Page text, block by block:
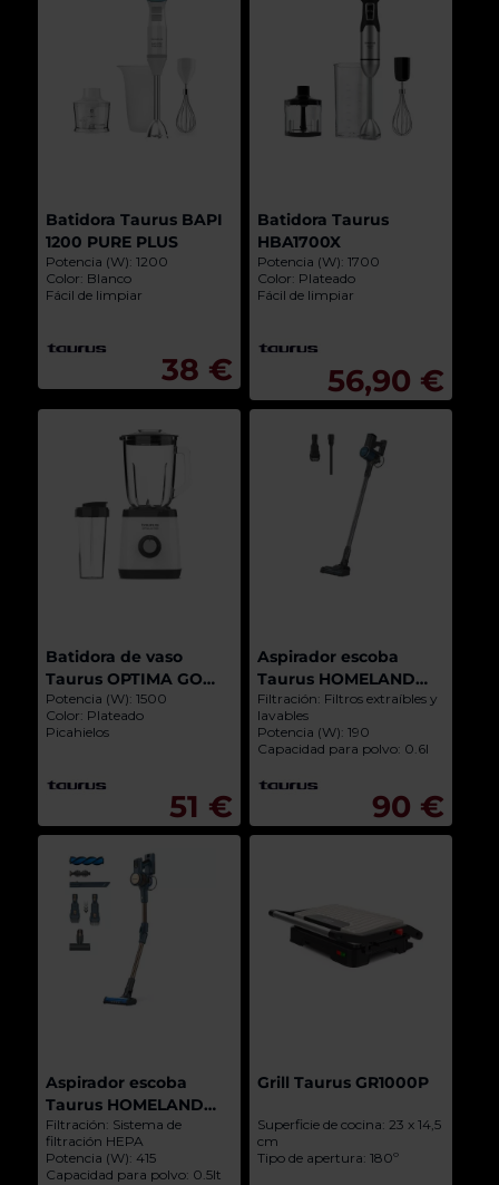
Batidora Taurus BAPI
1200 PURE PLUS
Potencia (W): 1200
Color: Blanco
Fácil de limpiar
38 €
Batidora Taurus
HBA1700X
Potencia (W): 1700
Color: Plateado
Fácil de limpiar
56,90 €
Batidora de vaso
Taurus OPTIMA GO
1500+ Vaso para llevar
de 500ml con tapa
Potencia (W): 1500
Color: Plateado
Picahielos
51 €
Aspirador escoba
Taurus HOMELAND
IDEAL TOUCH
Filtración: Filtros extraíbles y
lavables
Potencia (W): 190
Capacidad para polvo: 0.6l
90 €
Aspirador escoba
Taurus HOMELAND
DIGITALANIMAL FLEX
Filtración: Sistema de
filtración HEPA
Potencia (W): 415
Capacidad para polvo: 0.5lt
Grill Taurus GR1000P
Superficie de cocina: 23 x 14,5
cm
Tipo de apertura: 180º